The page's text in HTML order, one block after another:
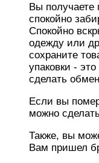
Вы получаете
спокойно
Спокойно
одежду или
сохраните
упаковки -
сделать
Если вы
можно
Также, вы
Вам пришел